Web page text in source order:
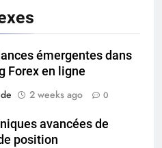
émergentes dans
Forex en ligne
2 weeks ago 0
avancées de
position